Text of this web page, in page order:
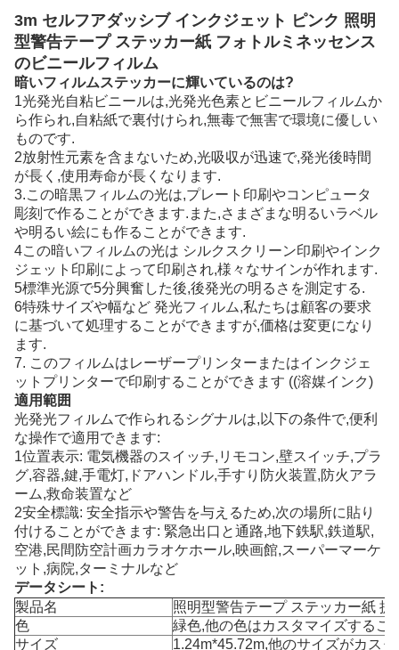
3m セルフアダッシブ インクジェット ピンク 照明
型警告テープ ステッカー紙 フォトルミネッセンス
のビニールフィルム
暗いフィルムステッカーに輝いているのは?
1光発光自粘ビニールは,光発光色素とビニールフィルムか
ら作られ,自粘紙で裏付けられ,無毒で無害で環境に優しい
ものです.
2放射性元素を含まないため,光吸収が迅速で,発光後時間
が長く,使用寿命が長くなります.
3.この暗黒フィルムの光は,プレート印刷やコンピュータ
彫刻で作ることができます.また,さまざまな明るいラベル
や明るい絵にも作ることができます.
4この暗いフィルムの光は シルクスクリーン印刷やインク
ジェット印刷によって印刷され,様々なサインが作れます.
5標準光源で5分興奮した後,後発光の明るさを測定する.
6特殊サイズや幅など 発光フィルム,私たちは顧客の要求
に基づいて処理することができますが,価格は変更になり
ます.
7. このフィルムはレーザープリンターまたはインクジェ
ットプリンターで印刷することができます ((溶媒インク)
適用範囲
光発光フィルムで作られるシグナルは,以下の条件で,便利
な操作で適用できます:
1位置表示: 電気機器のスイッチ,リモコン,壁スイッチ,プラ
グ,容器,鍵,手電灯,ドアハンドル,手すり防火装置,防火アラ
ーム,救命装置など
2安全標識: 安全指示や警告を与えるため,次の場所に貼り
付けることができます: 緊急出口と通路,地下鉄駅,鉄道駅,
空港,民間防空計画カラオケホール,映画館,スーパーマーケ
ット,病院,ターミナルなど
データシート:
製品名
照明型警告テープ ステッカー紙
色
緑色,他の色はカスタマイズするこ
サイズ
1.24m*45.72m,他のサイズがカス